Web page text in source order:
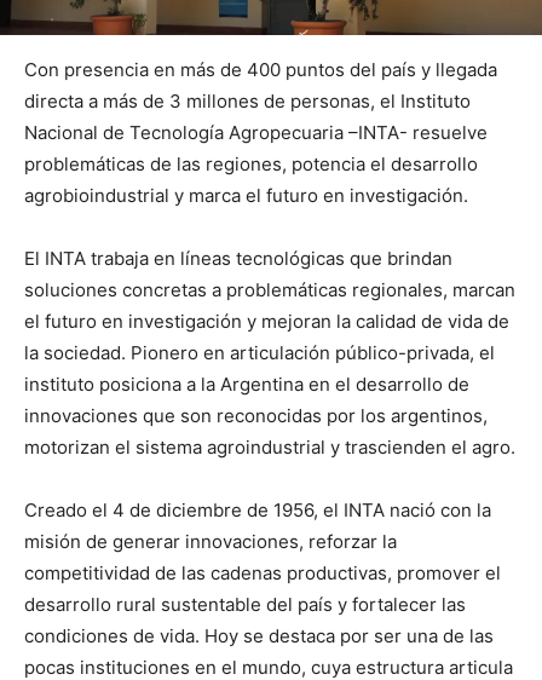
Con presencia en más de 400 puntos del país y llegada
directa a más de 3 millones de personas, el Instituto
Nacional de Tecnología Agropecuaria –INTA- resuelve
problemáticas de las regiones, potencia el desarrollo
agrobioindustrial y marca el futuro en investigación.
El INTA trabaja en líneas tecnológicas que brindan
soluciones concretas a problemáticas regionales, marcan
el futuro en investigación y mejoran la calidad de vida de
la sociedad. Pionero en articulación público-privada, el
instituto posiciona a la Argentina en el desarrollo de
innovaciones que son reconocidas por los argentinos,
motorizan el sistema agroindustrial y trascienden el agro.
Creado el 4 de diciembre de 1956, el INTA nació con la
misión de generar innovaciones, reforzar la
competitividad de las cadenas productivas, promover el
desarrollo rural sustentable del país y fortalecer las
condiciones de vida. Hoy se destaca por ser una de las
pocas instituciones en el mundo, cuya estructura articula